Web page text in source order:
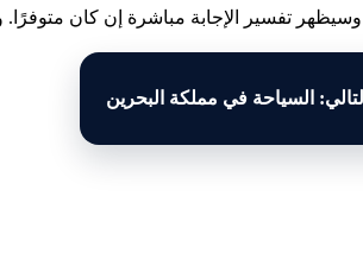
تفسير الإجابة مباشرة إن كان متوفرًا.
التالي: السياحة في مملكة البحرين